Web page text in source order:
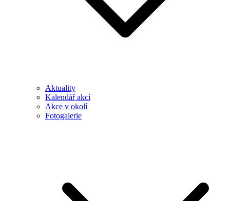
Aktuality
Kalendář akcí
Akce v okolí
Fotogalerie